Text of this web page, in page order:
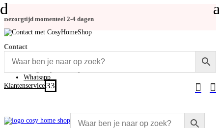
Bezorgtijd momenteel 2-4 dagen
Contact
+31 (0)348-486 555
Whatsapp


Klantenservice 3
d a